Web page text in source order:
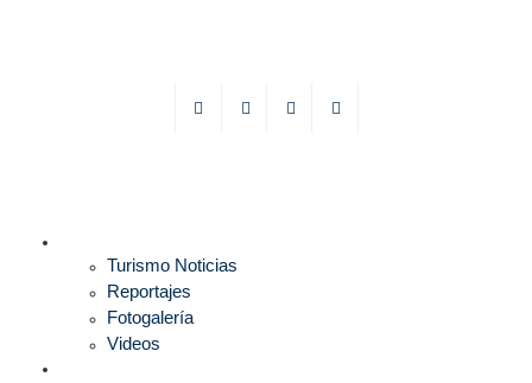
Turismo Noticias
Reportajes
Fotogalería
Videos